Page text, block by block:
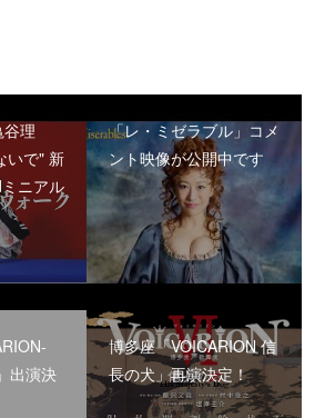
理
いで" 新
ニアル
「レ・ミゼラブル」コメ
ント映像が公開中です
出演決
博多座「VOICARION 信
長の犬」再演決定！